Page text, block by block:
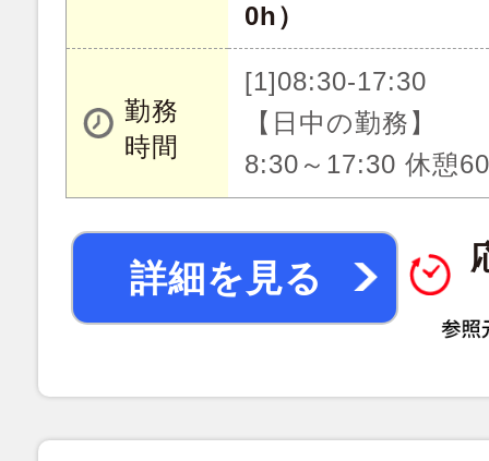
0h）
勤務
時間
[1]08:30-17:30
【日中の勤務】
8:30～17:30 休憩
詳細を見る